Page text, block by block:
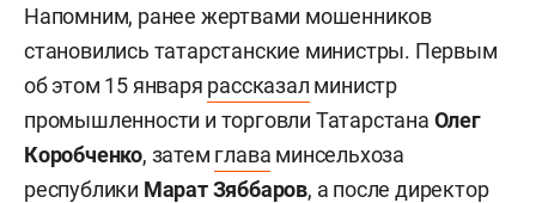
Напомним, ранее жертвами мошенников
становились татарстанские министры. Первым
об этом 15 января рассказал министр
промышленности и торговли Татарстана Олег
Коробченко, затем глава минсельхоза
республики Марат Зяббаров, а последиректор